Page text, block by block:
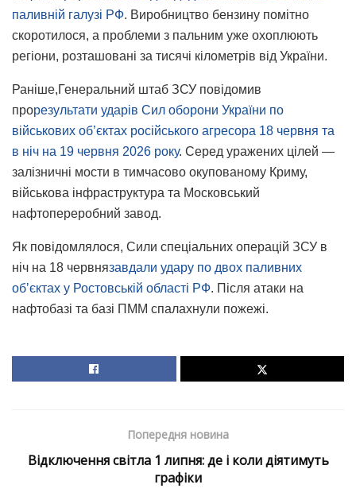
паливній галузі РФ. Виробництво бензину помітно
скоротилося, а проблеми з пальним уже охоплюють
регіони, розташовані за тисячі кілометрів від України.
Раніше,Генеральний штаб ЗСУ повідомив
прорезультати ударів Сил оборони України по
військових об’єктах російського агресора 18 червня та
в ніч на 19 червня 2026 року. Серед уражених цілей —
залізничні мости в тимчасово окупованому Криму,
військова інфраструктура та Московський
нафтопереробний завод.
Як повідомлялося, Сили спеціальних операцій ЗСУ в
ніч на 18 червнязавдали удару по двох паливних
обʼєктах у Ростовській області РФ. Після атаки на
нафтобазі та базі ПММ спалахнули пожежі.
Попередня новина
Відключення світла 1 липня: де і коли діятимуть
графіки